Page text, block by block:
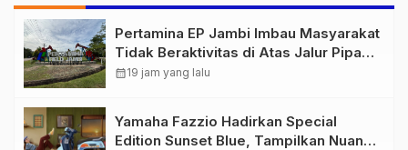
Pertamina EP Jambi Imbau Masyarakat
Tidak Beraktivitas di Atas Jalur Pipa
Migas Demi Keselamatan Bersama
calendar_month19 jam yang lalu
Yamaha Fazzio Hadirkan Special
Edition Sunset Blue, Tampilkan Nuansa